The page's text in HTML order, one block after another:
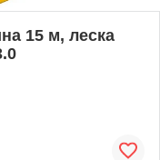
15 м, леска